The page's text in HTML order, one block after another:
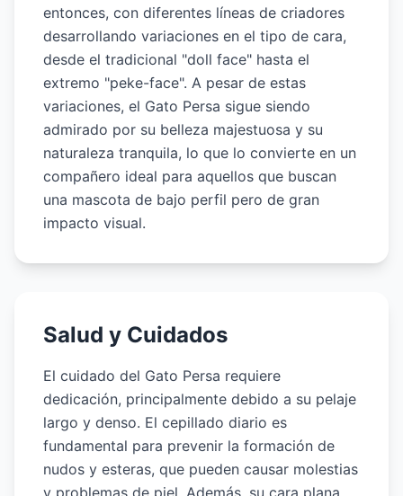
entonces, con diferentes líneas de criadores
desarrollando variaciones en el tipo de cara,
desde el tradicional "doll face" hasta el
extremo "peke-face". A pesar de estas
variaciones, el Gato Persa sigue siendo
admirado por su belleza majestuosa y su
naturaleza tranquila, lo que lo convierte en un
compañero ideal para aquellos que buscan
una mascota de bajo perfil pero de gran
impacto visual.
Salud y Cuidados
El cuidado del Gato Persa requiere
dedicación, principalmente debido a su pelaje
largo y denso. El cepillado diario es
fundamental para prevenir la formación de
nudos y esteras, que pueden causar molestias